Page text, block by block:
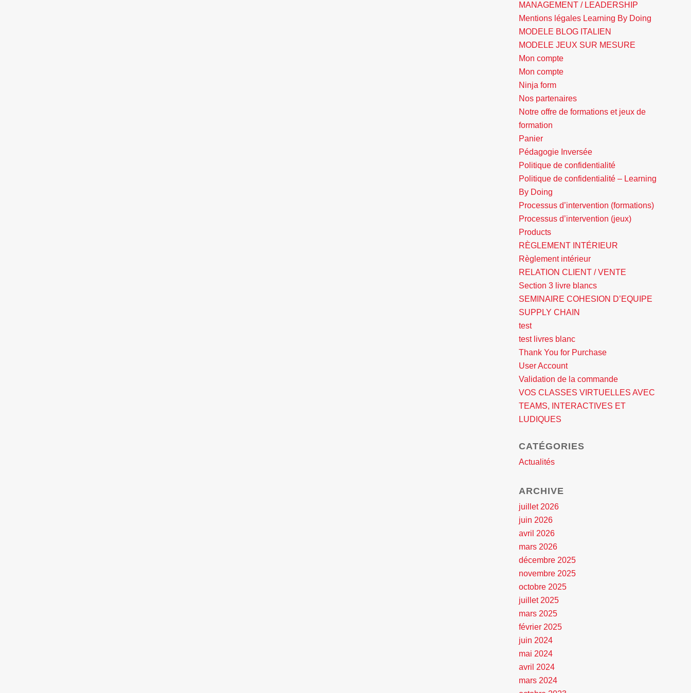
MANAGEMENT / LEADERSHIP
Mentions légales Learning By Doing
MODELE BLOG ITALIEN
MODELE JEUX SUR MESURE
Mon compte
Mon compte
Ninja form
Nos partenaires
Notre offre de formations et jeux de
formation
Panier
Pédagogie Inversée
Politique de confidentialité
Politique de confidentialité – Learning
By Doing
Processus d’intervention (formations)
Processus d’intervention (jeux)
Products
RÈGLEMENT INTÉRIEUR
Règlement intérieur
RELATION CLIENT / VENTE
Section 3 livre blancs
SEMINAIRE COHESION D’EQUIPE
SUPPLY CHAIN
test
test livres blanc
Thank You for Purchase
User Account
Validation de la commande
VOS CLASSES VIRTUELLES AVEC
TEAMS, INTERACTIVES ET
LUDIQUES
CATÉGORIES
Actualités
ARCHIVE
juillet 2026
juin 2026
avril 2026
mars 2026
décembre 2025
novembre 2025
octobre 2025
juillet 2025
mars 2025
février 2025
juin 2024
mai 2024
avril 2024
mars 2024